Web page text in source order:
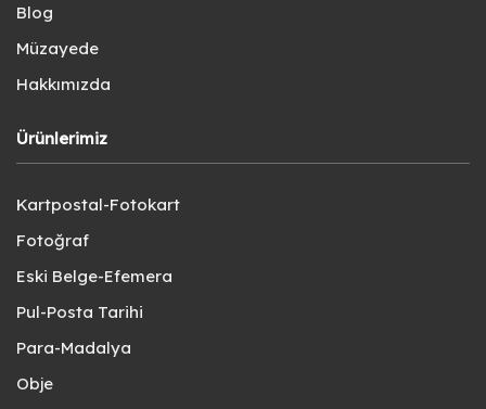
Blog
Müzayede
Hakkımızda
Ürünlerimiz
Kartpostal-Fotokart
Fotoğraf
Eski Belge-Efemera
Pul-Posta Tarihi
Para-Madalya
Obje